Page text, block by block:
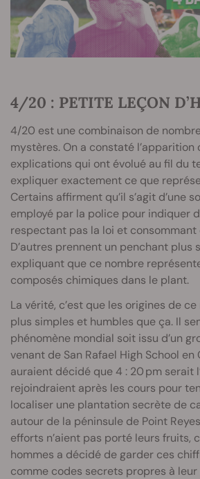
4/20 : PETITE LEÇON
4/20 est une combinaison de
mystères. On a constaté l’apparition
explications qui ont évolué au fil du
expliquer exactement ce que
Certains affirment qu’il s’agit d’une
employé par la police pour indiquer
respectant pas la loi et consommant
D’autres prennent un penchant plus
expliquant que ce nombre
composés chimiques dans le plant.
La vérité, c’est que les origines de
plus simples et humbles que ça. Il
phénomène mondial soit issu d’un
venant de San Rafael High School en
auraient décidé que 4 : 20 pm serait
rejoindraient après les cours pour
localiser une plantation secrète de
autour de la péninsule de Point
efforts n’aient pas porté leurs fruits,
hommes a décidé de garder ces
comme codes secrets propres à